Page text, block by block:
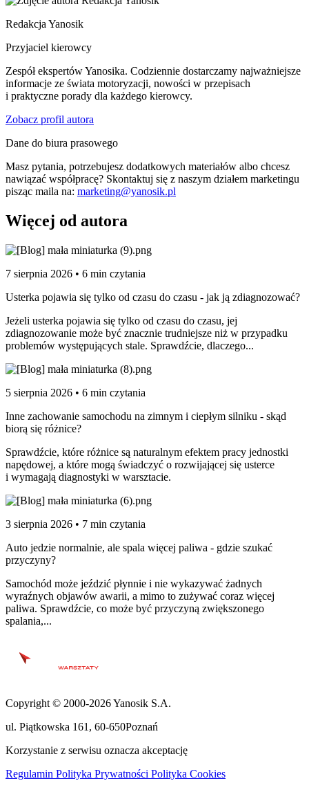
Redakcja Yanosik
Przyjaciel kierowcy
Zespół ekspertów Yanosika. Codziennie dostarczamy najważniejsze
informacje ze świata motoryzacji, nowości w przepisach
i praktyczne porady dla każdego kierowcy.
Zobacz profil autora
Dane do biura prasowego
Masz pytania, potrzebujesz dodatkowych materiałów albo chcesz
nawiązać współpracę? Skontaktuj się z naszym działem marketingu
pisząc maila na: marketing@yanosik.pl
Więcej od autora
7 sierpnia 2026 • 6 min czytania
Usterka pojawia się tylko od czasu do czasu - jak ją zdiagnozować?
Jeżeli usterka pojawia się tylko od czasu do czasu, jej
zdiagnozowanie może być znacznie trudniejsze niż w przypadku
problemów występujących stale. Sprawdźcie, dlaczego...
5 sierpnia 2026 • 6 min czytania
Inne zachowanie samochodu na zimnym i ciepłym silniku - skąd
biorą się różnice?
Sprawdźcie, które różnice są naturalnym efektem pracy jednostki
napędowej, a które mogą świadczyć o rozwijającej się usterce
i wymagają diagnostyki w warsztacie.
3 sierpnia 2026 • 7 min czytania
Auto jedzie normalnie, ale spala więcej paliwa - gdzie szukać
przyczyny?
Samochód może jeździć płynnie i nie wykazywać żadnych
wyraźnych objawów awarii, a mimo to zużywać coraz więcej
paliwa. Sprawdźcie, co może być przyczyną zwiększonego
spalania,...
Copyright © 2000-2026 Yanosik S.A.
ul. Piątkowska 161 , 60-650Poznań
Korzystanie z serwisu oznacza akceptację
Regulamin Polityka Prywatności Polityka Cookies